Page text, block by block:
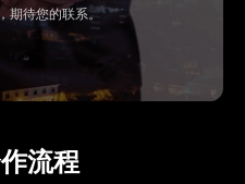
期待您的联系。
流程